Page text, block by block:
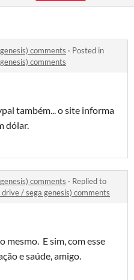
comments · Posted in
comments
também... o site informa
dólar.
comments · Replied to
/ sega genesis) comments
mesmo. E sim, com esse
e saúde, amigo.